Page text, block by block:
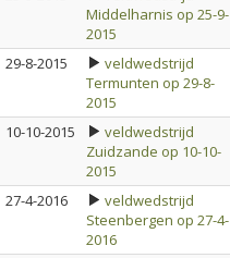
Middelharnis op 25-9-
2015
29-8-2015
veldwedstrijd
Termunten op 29-8-
2015
10-10-2015
veldwedstrijd
Zuidzande op 10-10-
2015
27-4-2016
veldwedstrijd
Steenbergen op 27-4-
2016